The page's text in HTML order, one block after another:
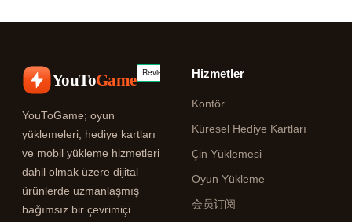
YouToGame
YouToGame; oyun
yüklemeleri, hediye kartları
ve mobil yükleme hizmetleri
dahil olmak üzere dijital
ürünlerde uzmanlaşmış
bağımsız bir çevrimiçi
Hizmetler
Kontör
Küresel Hediye Kartları
Çin Yüklemesi
Oyun Yükleme
会员订阅